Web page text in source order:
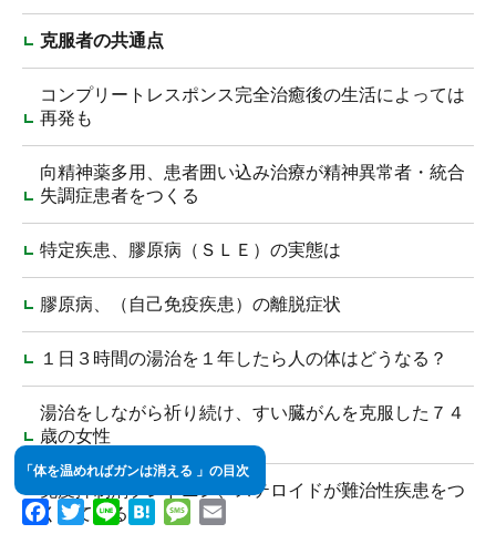
「体を温めればガンは消える 」の目次
克服者の共通点
コンプリートレスポンス完全治癒後の生活によっては
再発も
向精神薬多用、患者囲い込み治療が精神異常者・統合
失調症患者をつくる
特定疾患、膠原病（ＳＬＥ）の実態は
膠原病、（自己免疫疾患）の離脱症状
１日３時間の湯治を１年したら人の体はどうなる？
湯治をしながら祈り続け、すい臓がんを克服した７４
歳の女性
免疫抑制剤プレドニン、ステロイドが難治性疾患をつ
くっている
Facebook
Twitter
Line HatenaMessage